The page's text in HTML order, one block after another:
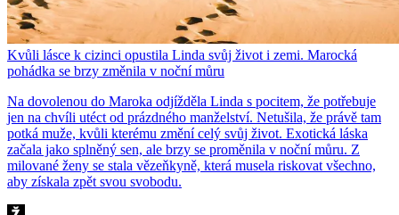
Kvůli lásce k cizinci opustila Linda svůj život i zemi. Marocká
pohádka se brzy změnila v noční můru
Na dovolenou do Maroka odjížděla Linda s pocitem, že potřebuje
jen na chvíli utéct od prázdného manželství. Netušila, že právě tam
potká muže, kvůli kterému změní celý svůj život. Exotická láska
začala jako splněný sen, ale brzy se proměnila v noční můru. Z
milované ženy se stala vězeňkyně, která musela riskovat všechno,
aby získala zpět svou svobodu.